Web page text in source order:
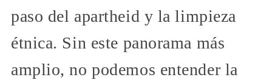
paso del apartheid y la limpieza
étnica. Sin este panorama más
amplio, no podemos entender la